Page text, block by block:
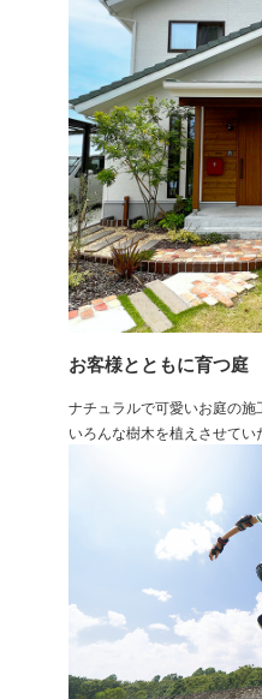
お客様とともに育つ庭
ナチュラルで可愛いお庭の
いろんな樹木を植えさせてい
ともに成長し、ご家族を見
した。 楽しい気分にさせて